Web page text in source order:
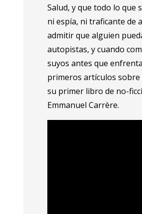
Salud, y que todo lo que
ni espía, ni traficante de
admitir que alguien
autopistas, y cuando
suyos antes que
primeros artículos sobre
su primer libro de no-
Emmanuel Carrère.